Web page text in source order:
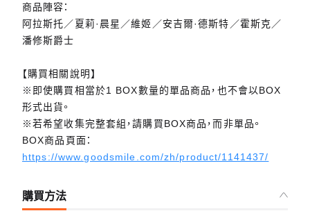
商品陣容：
阿拉斯托／夏莉·晨星／維姬／安吉爾·德斯特／霍斯克／
潘修斯爵士
【購買相關說明】
※即使購買相當於1 BOX數量的單品商品，也不會以BOX
形式出貨。
※若希望收集完整套組，請購買BOX商品，而非單品。
BOX商品頁面：
https://www.goodsmile.com/zh/product/1141437/
購買方法